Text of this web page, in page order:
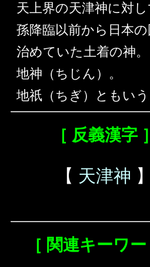
天上界の天津神に対
孫降臨以前から日本の
治めていた土着の神。
地神（ちじん）。
地祇（ちぎ）ともいう
［ 反義漢字 ］
【 天津神 】
［ 関連キーワー